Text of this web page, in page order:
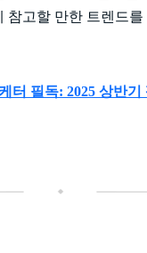
고할 만한 트렌드
터 필독: 2025 상반